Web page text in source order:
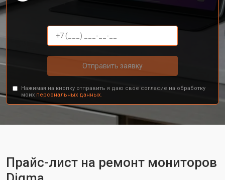
Отправить заявку
Нажимая на кнопку отправить я даю свое согласие на обработку
моих персональных данных.
Прайс-лист на ремонт мониторов